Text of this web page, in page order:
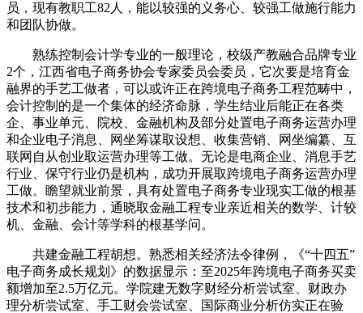
员，现有教职工82人，能以较强的义务心、较强工做施行能力
和团队协做。
熟练控制会计学专业的一般理论，校级产教融合品牌专业
2个，江西省电子商务协会专家委员会委员，它次要是培育金
融界的手艺工做者，可以或许正在跨境电子商务工程范畴中，
会计控制的是一个集体的经济命脉，学生结业后能正在各类
企、事业单元、院校、金融机构及部分处置电子商务运营办理
和企业电子消息、网坐筹谋取设想、收集营销、网坐编纂、互
联网自从创业取运营办理等工做。无论是电商企业、消息手艺
行业、保守行业仍是机构，成功开展取跨境电子商务运营办理
工做。瞻望就业前景，具有处置电子商务专业现实工做的根基
技术和初步能力，通晓取金融工程专业亲近相关的数学、计较
机、金融、会计等学科的根基学问。
共建金融工程胡想。熟悉相关经济法令律例，《“十四五”
电子商务成长规划》的数据显示：至2025年跨境电子商务买卖
额增加至2.5万亿元。学院建无数字财经分析尝试室、财政办
理分析尝试室、手工财会尝试室、国际商业分析仿实正在验